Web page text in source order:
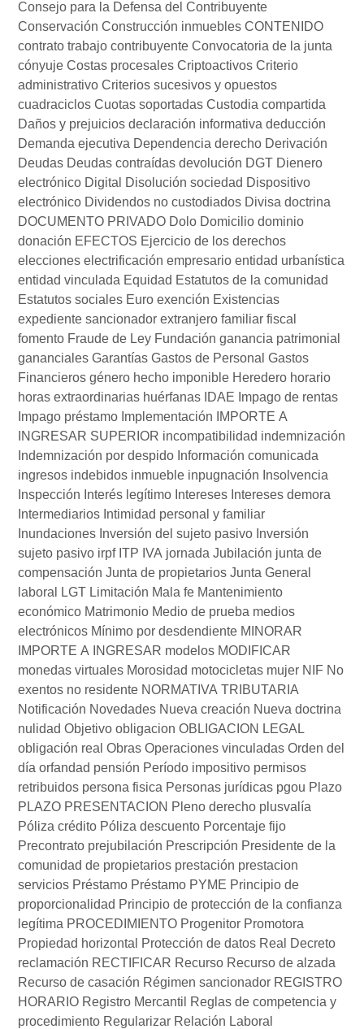
Consejo para la Defensa del Contribuyente
Conservación Construcción inmuebles CONTENIDO
contrato trabajo contribuyente Convocatoria de la junta
cónyuje Costas procesales Criptoactivos Criterio
administrativo Criterios sucesivos y opuestos
cuadraciclos Cuotas soportadas Custodia compartida
Daños y prejuicios declaración informativa deducción
Demanda ejecutiva Dependencia derecho Derivación
Deudas Deudas contraídas devolución DGT Dienero
electrónico Digital Disolución sociedad Dispositivo
electrónico Dividendos no custodiados Divisa doctrina
DOCUMENTO PRIVADO Dolo Domicilio dominio
donación EFECTOS Ejercicio de los derechos
elecciones electrificación empresario entidad urbanística
entidad vinculada Equidad Estatutos de la comunidad
Estatutos sociales Euro exención Existencias
expediente sancionador extranjero familiar fiscal
fomento Fraude de Ley Fundación ganancia patrimonial
gananciales Garantías Gastos de Personal Gastos
Financieros género hecho imponible Heredero horario
horas extraordinarias huérfanas IDAE Impago de rentas
Impago préstamo Implementación
IMPORTE A
INGRESAR SUPERIOR incompatibilidad indemnización
Indemnización por despido Información comunicada
ingresos indebidos inmueble inpugnación Insolvencia
Inspección Interés legítimo Intereses Intereses demora
Intermediarios Intimidad personal y familiar
Inundaciones Inversión del sujeto pasivo Inversión
sujeto pasivo irpf ITP IVA jornada Jubilación junta de
compensación Junta de propietarios Junta General
laboral
LGT Limitación Mala fe Mantenimiento
económico Matrimonio Medio de prueba medios
electrónicos Mínimo por desdendiente MINORAR
IMPORTE A INGRESAR modelos MODIFICAR
monedas virtuales Morosidad motocicletas mujer NIF No
exentos no residente NORMATIVA TRIBUTARIA
Notificación Novedades Nueva creación Nueva doctrina
nulidad Objetivo obligacion OBLIGACION LEGAL
obligación real Obras Operaciones vinculadas Orden del
día orfandad pensión Período impositivo permisos
retribuidos persona fisica Personas jurídicas pgou Plazo
PLAZO PRESENTACION Pleno derecho plusvalía
Póliza crédito Póliza descuento Porcentaje fijo
Precontrato prejubilación Prescripción Presidente de la
comunidad de propietarios prestación prestacion
servicios Préstamo Préstamo PYME Principio de
proporcionalidad Principio de protección de la confianza
legítima PROCEDIMIENTO Progenitor Promotora
Propiedad horizontal
Protección de datos Real Decreto
reclamación RECTIFICAR Recurso Recurso de alzada
Recurso de casación Régimen sancionador REGISTRO
HORARIO Registro Mercantil
Reglas de competencia y
procedimiento Regularizar Relación Laboral